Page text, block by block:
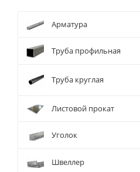
Арматура
Труба профильная
Труба круглая
Листовой прокат
Уголок
Швеллер